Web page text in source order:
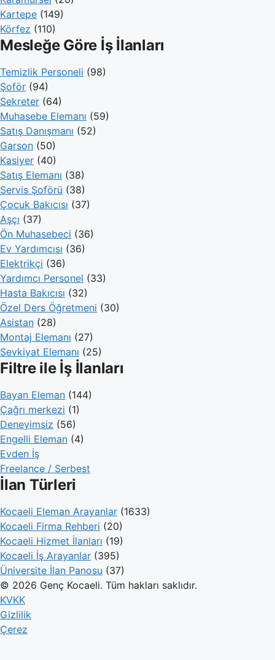
Kartepe (149)
Körfez (110)
Mesleğe Göre İş İlanları
Temizlik Personeli (98)
Şoför (94)
Sekreter (64)
Muhasebe Elemanı (59)
Satış Danışmanı (52)
Garson (50)
Kasiyer (40)
Satış Elemanı (38)
Servis Şoförü (38)
Çocuk Bakıcısı (37)
Aşçı (37)
Ön Muhasebeci (36)
Ev Yardımcısı (36)
Elektrikçi (36)
Yardımcı Personel (33)
Hasta Bakıcısı (32)
Özel Ders Öğretmeni (30)
Asistan (28)
Montaj Elemanı (27)
Sevkiyat Elemanı (25)
Filtre ile İş İlanları
Bayan Eleman (144)
Çağrı merkezi (1)
Deneyimsiz (56)
Engelli Eleman (4)
Evden İş
Freelance / Serbest
İlan Türleri
Kocaeli Eleman Arayanlar (1633)
Kocaeli Firma Rehberi (20)
Kocaeli Hizmet İlanları (19)
Kocaeli İş Arayanlar (395)
Üniversite İlan Panosu (37)
© 2026 Genç Kocaeli. Tüm hakları saklıdır.
KVKK
Gizlilik
Çerez